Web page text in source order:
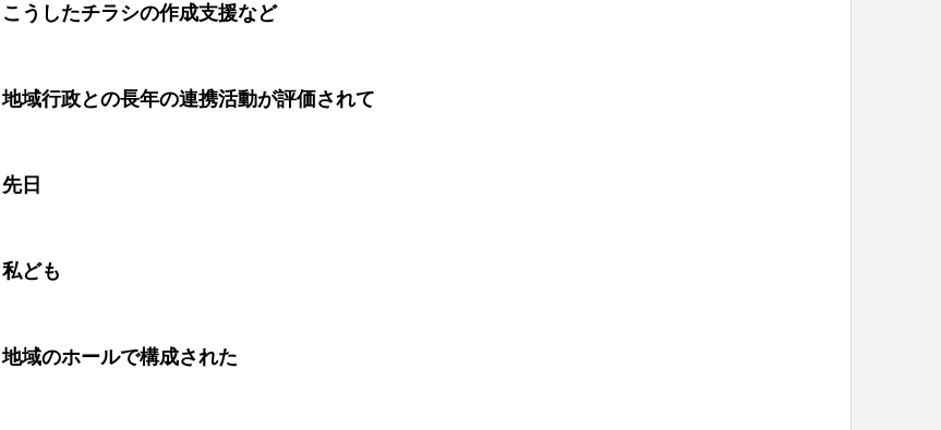
こうしたチラシの作成支援など
地域行政との長年の連携活動が評価されて
先日
私ども
地域のホールで構成された